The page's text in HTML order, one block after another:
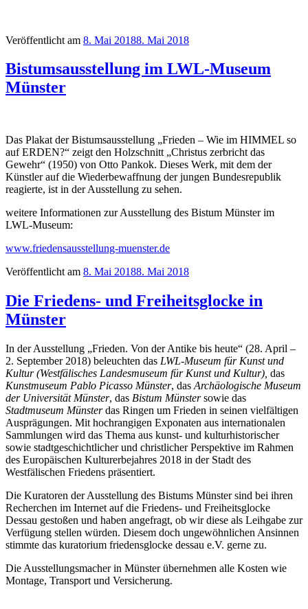
Veröffentlicht am 8. Mai 20188. Mai 2018
Bistumsausstellung im LWL-Museum
Münster
Das Plakat der Bistumsausstellung „Frieden – Wie im HIMMEL so
auf ERDEN?“ zeigt den Holzschnitt „Christus zerbricht das
Gewehr“ (1950) von Otto Pankok. Dieses Werk, mit dem der
Künstler auf die Wiederbewaffnung der jungen Bundesrepublik
reagierte, ist in der Ausstellung zu sehen.
weitere Informationen zur Ausstellung des Bistum Münster im
LWL-Museum:
www.friedensausstellung-muenster.de
Veröffentlicht am 8. Mai 20188. Mai 2018
Die Friedens- und Freiheitsglocke in
Münster
In der Ausstellung „Frieden. Von der Antike bis heute“ (28. April –
2. September 2018) beleuchten das LWL-Museum für Kunst und
Kultur (Westfälisches Landesmuseum für Kunst und Kultur), das
Kunstmuseum Pablo Picasso Münster, das Archäologische Museum
der Universität Münster, das Bistum Münstersowie das
Stadtmuseum Münsterdas Ringen um Frieden in seinen vielfältigen
Ausprägungen. Mit hochrangigen Exponaten aus internationalen
Sammlungen wird das Thema aus kunst- und kulturhistorischer
sowie stadtgeschichtlicher und christlicher Perspektive im Rahmen
des Europäischen Kulturerbejahres 2018 in der Stadt des
Westfälischen Friedens präsentiert.
Die Kuratoren der Ausstellung des Bistums Münster sind bei ihren
Recherchen im Internet auf die Friedens- und Freiheitsglocke
Dessau gestoßen und haben angefragt, ob wir diese als Leihgabe zur
Verfügung stellen würden. Diesem doch ungewöhnlichen Ansinnen
stimmte das kuratorium friedensglocke dessau e.V. gerne zu.
Die Ausstellungsmacher in Münster übernehmen alle Kosten wie
Montage, Transport und Versicherung.